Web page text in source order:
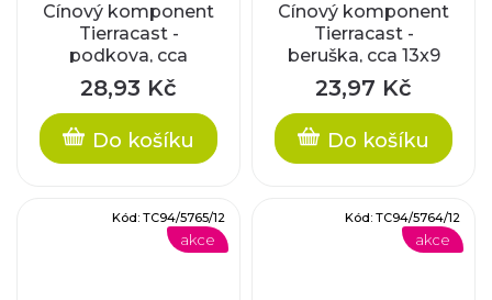
Cínový komponent
Tierracast -
podkova, cca
16x11mm
28,93 Kč
Do košíku
Cínový komponent
Tierracast -
beruška, cca 13x9
mm
23,97 Kč
Do košíku
akce
Kód: TC94/5765/12
akce
Kód: TC94/5764/12